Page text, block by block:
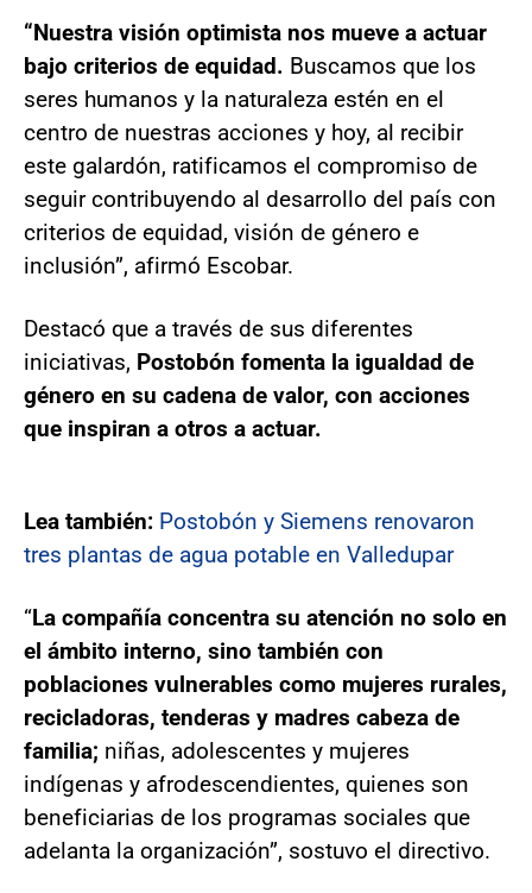
“Nuestra visión optimista nos mueve a actuar
bajo criterios de equidad. Buscamos que los
seres humanos y la naturaleza estén en el
centro de nuestras acciones y hoy, al recibir
este galardón, ratificamos el compromiso de
seguir contribuyendo al desarrollo del país con
criterios de equidad, visión de género e
inclusión”, afirmó Escobar.
Destacó que a través de sus diferentes
iniciativas, Postobón fomenta la igualdad de
género en su cadena de valor, con acciones
que inspiran a otros a actuar.
Lea también: Postobón y Siemens renovaron
tres plantas de agua potable en Valledupar
“La compañía concentra su atención no solo en
el ámbito interno, sino también con
poblaciones vulnerables como mujeres rurales,
recicladoras, tenderas y madres cabeza de
familia; niñas, adolescentes y mujeres
indígenas y afrodescendientes, quienes son
beneficiarias de los programas sociales que
adelanta la organización”, sostuvo el directivo.